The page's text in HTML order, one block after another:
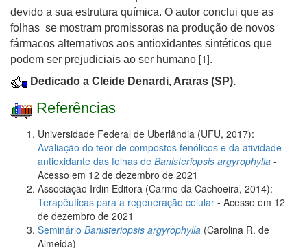
devido a sua estrutura química. O autor conclui que as
folhas se mostram promissoras na produção de novos
fármacos alternativos aos antioxidantes sintéticos que
podem ser prejudiciais ao ser humano [1].
Dedicado a Cleide Denardi, Araras (SP).
Referências
Universidade Federal de Uberlândia (UFU, 2017):
Avaliação do teor de compostos fenólicos e da atividade
antioxidante das folhas de Banisteriopsis argyrophylla -
Acesso em 12 de dezembro de 2021
Associação Irdin Editora (Carmo da Cachoeira, 2014):
Terapêuticas para a regeneração celular - Acesso em 12
de dezembro de 2021
Seminário Banisteriopsis argyrophylla (Carolina R. de
Almeida)